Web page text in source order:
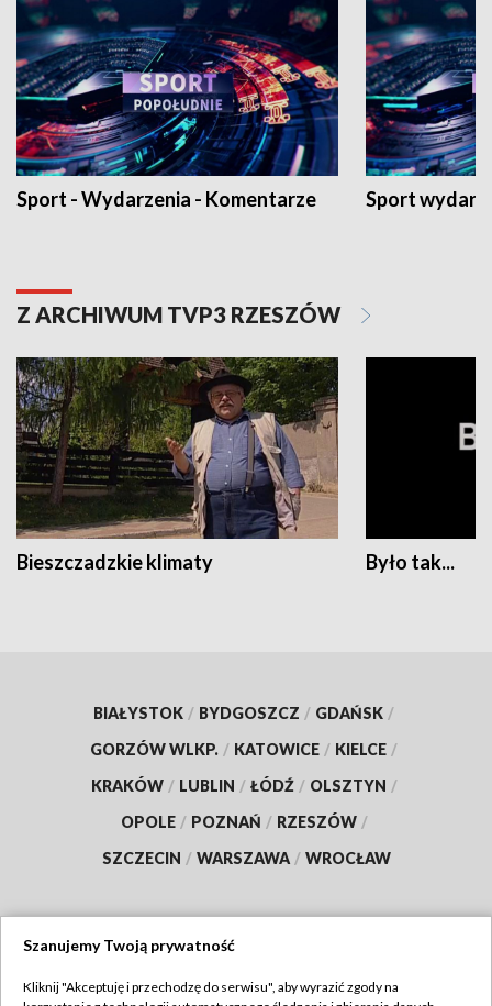
Sport - Wydarzenia - Komentarze Sport
Z ARCHIWUM TVP3 RZESZÓW
Bieszczadzkie klimaty Było tak...
BIAŁYSTOK / BYDGOSZCZ / GDAŃSK /
GORZÓW WLKP. / KATOWICE / KIELCE /
KRAKÓW / LUBLIN / ŁÓDŹ / OLSZTYN /
OPOLE / POZNAŃ / RZESZÓW /
SZCZECIN / WARSZAWA / WROCŁAW
Szanujemy Twoją prywatność
Kliknij "Akceptuję i przechodzę do serwisu", aby wyrazić zgody na